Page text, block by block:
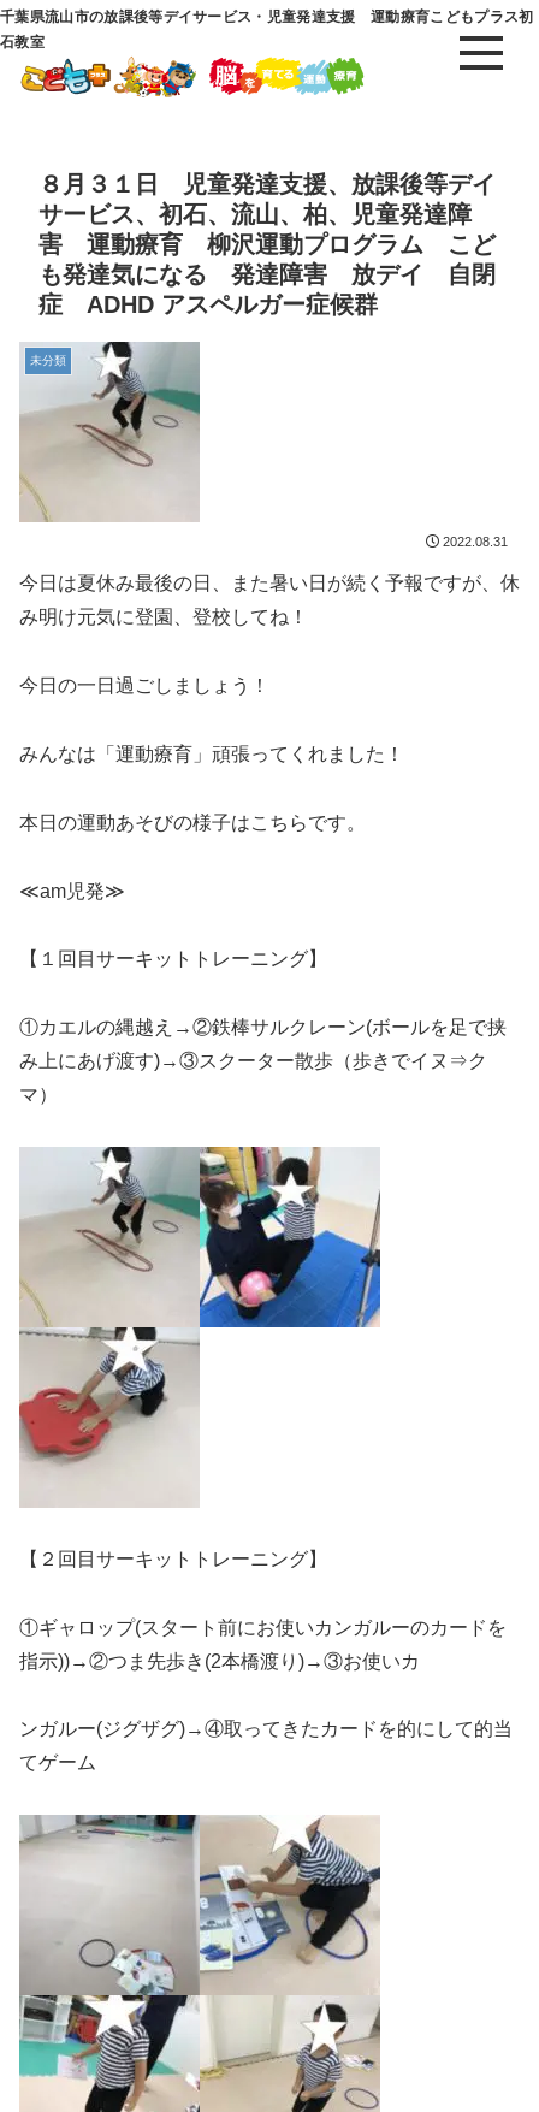
千葉県流山市の放課後等デイサービス・児童発達支援 運動療育こどもプラス初
石教室
８月３１日 児童発達支援、放課後等デイ
サービス、初石、流山、柏、児童発達障
害 運動療育 柳沢運動プログラム こど
も発達気になる 発達障害 放デイ 自閉
症 ADHD アスペルガー症候群
未分類
2022.08.31
今日は夏休み最後の日、また暑い日が続く予報ですが、休
み明け元気に登園、登校してね！
今日の一日過ごしましょう！
みんなは「運動療育」頑張ってくれました！
本日の運動あそびの様子はこちらです。
≪am児発≫
【１回目サーキットトレーニング】
①カエルの縄越え →②鉄棒サルクレーン(ボールを足で挟
み上にあげ渡す)→③スクーター散歩（歩きでイヌ⇒ク
マ）
【２回目サーキットトレーニング】
①ギャロップ(スタート前にお使いカンガルーのカードを
指示))→②つま先歩き (2本橋渡り )→③お使いカ
ンガルー(ジグザグ)→④取ってきたカードを的にして的当
てゲーム